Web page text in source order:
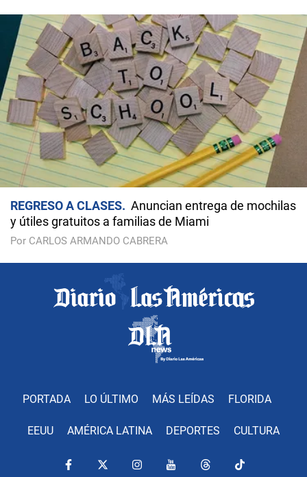
REGRESO A CLASES
Anuncian entrega de mochilas
y útiles gratuitos a familias de Miami
Por CARLOS ARMANDO CABRERA
PORTADA LO ÚLTIMO MÁS LEÍDAS FLORIDA
EEUU AMÉRICA LATINA DEPORTES CULTURA